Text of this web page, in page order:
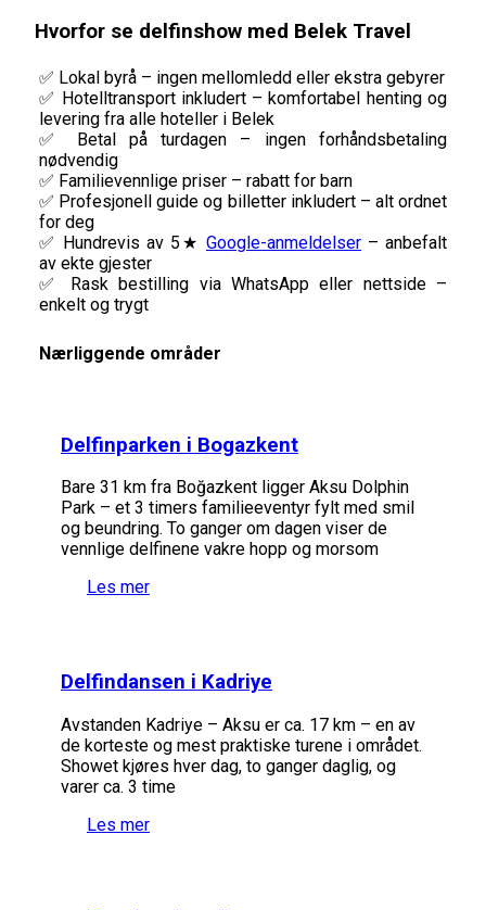
Hvorfor se delfinshow med Belek Travel
✅ Lokal byrå – ingen mellomledd eller ekstra gebyrer
✅ Hotelltransport inkludert – komfortabel henting og
levering fra alle hoteller i Belek
✅ Betal på turdagen – ingen forhåndsbetaling
nødvendig
✅ Familievennlige priser – rabatt for barn
✅ Profesjonell guide og billetter inkludert – alt ordnet
for deg
✅ Hundrevis av 5★ Google-anmeldelser – anbefalt
av ekte gjester
✅ Rask bestilling via WhatsApp eller nettside –
enkelt og trygt
Nærliggende områder
Delfinparken i Bogazkent
Bare 31 km fra Boğazkent ligger Aksu Dolphin
Park – et 3 timers familieeventyr fylt med smil
og beundring. To ganger om dagen viser de
vennlige delfinene vakre hopp og morsom
Les mer
Delfindansen i Kadriye
Avstanden Kadriye – Aksu er ca. 17 km – en av
de korteste og mest praktiske turene i området.
Showet kjøres hver dag, to ganger daglig, og
varer ca. 3 time
Les mer